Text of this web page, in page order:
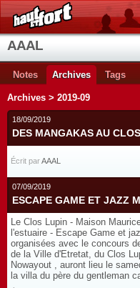
AAAL
Notes Archives Tags
Archives > 2019-09
18/09/2019
DES MANGAKAS AU
Écrit parAAAL
07/09/2019
ESCAPE GAME ET JAZZ
Le Clos Lupin - Maison
l'estuaire - Escape Game et
organisées avec le concours
de la Ville d'Etretat, du Clos
Nowayout , auront lieu le
la villa du père du gentleman